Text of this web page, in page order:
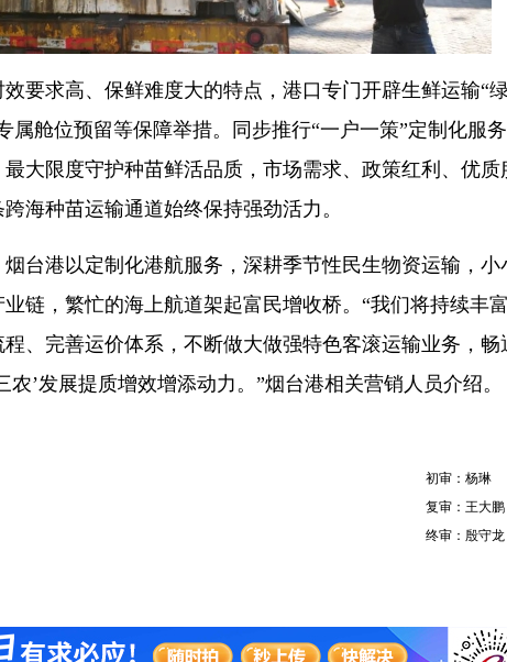
求高、保鲜难度大的特点，港口专门开辟生鲜运输“
属舱位预留等保障举措。同步推行“一户一策”定制化服
大限度守护种苗鲜活品质，市场需求、政策红利、优质
海种苗运输通道始终保持强劲活力。
港以定制化港航服务，深耕季节性民生物资运输，小
链，繁忙的海上航道架起富民增收桥。“我们将持续丰
、完善运价体系，不断做大做强特色客滚运输业务，畅
农’发展提质增效增添动力。”烟台港相关营销人员介绍。
初审：杨琳
复审：王大鹏
终审：殷守龙